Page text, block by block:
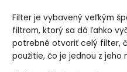
Filter je vybavený veľkým
filtrom, ktorý sa dá ľahko
potrebné otvoriť celý filter,
použitie, čo je jednou z jeho